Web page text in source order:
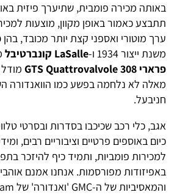
באותה מכירה פומבית, שתיערך פיזית
תתבצע כאמור באופן מקוון, מוצעות
ערך מוטורי ואספני קצת יותר מכובד, בהן
משנת ייצור 1934 ו-
LaSalle קונברטיבל
פרארי 308 GTS Quattrovalvole
מאלה לא נלחמה בפשע כמו הוואנדורה
חניבעל.
אגב, כלי רכב שכיכבו בסדרות ובסרטי
כיום באוספים פרטיים וציבוריים רבים,
למכירות פומביות, ותמיד כיף להיזכר
באפיזודות מפורסמות. אנחנו אמנם